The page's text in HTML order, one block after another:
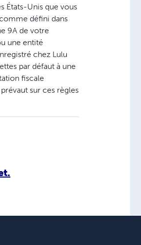
États-Unis que vous
défini dans
9A de votre
une entité
chez Lulu
par défaut à une
fiscale
sur ces règles